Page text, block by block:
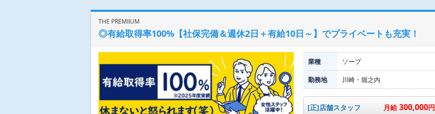
THE PREMIIUM
◎有給取得率100%【社保完備＆週休2日＋有給10日～】でプライベートも充実！
業種 ソープ
勤務地 川崎・堀之内
[正]店舗スタッフ 月給300,000円